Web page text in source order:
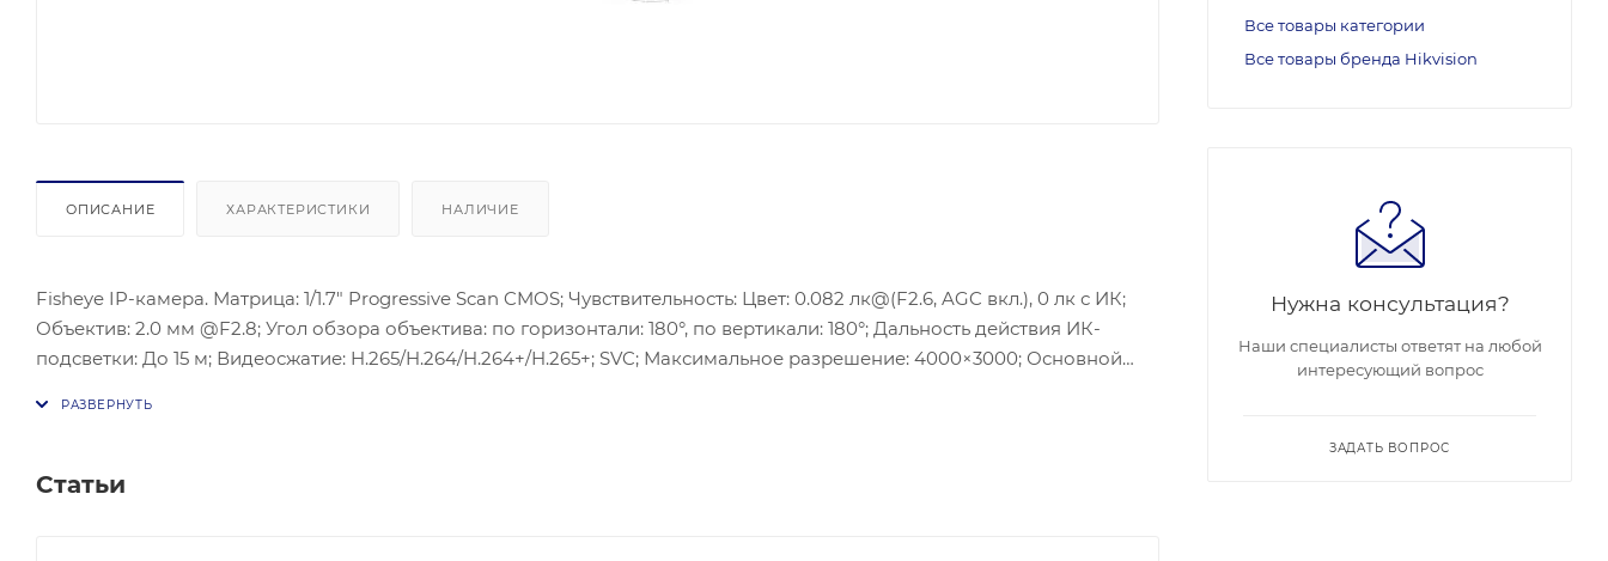
ОПИСАНИЕ ХАРАКТЕРИСТИКИ НАЛИЧИЕ
Fisheye IP-камера. Матрица: 1/1.7" Progressive Scan CMOS; Чувствительность: Цвет: 0.082 лк@(F2.6, AGC вкл.), 0 лк с ИК;
Объектив: 2.0 мм @F2.8; Угол обзора объектива: по горизонтали: 180°, по вертикали: 180°; Дальность действия ИК-
подсветки: До 15 м; Видеосжатие: H.265/H.264/H.264+/H.265+; SVC; Максимальное разрешение: 4000×3000; Основной
В DC, 0.9 А, макс. 10.8 Вт, PoE (802.3at, 42.5-57 В), 0.3-0.2 А, макс. 12 Вт; Рабочие условия: -40…+60 °C, влажность до 95 %
Статьи
Все товары категории
Все товары бренда Hikvision
Нужна консультация?
Наши специалисты ответят на любой
интересующий вопрос
ЗАДАТЬ ВОПРОС